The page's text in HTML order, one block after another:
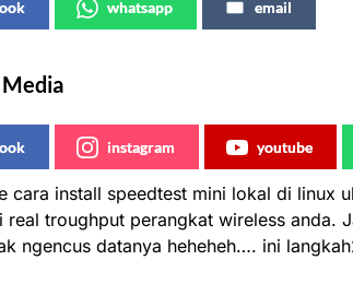
whatsapp email
Media
instagram youtube
cara install speedtest mini lokal di linux
real troughput perangkat wireless anda.
ngencus datanya heheheh…. ini